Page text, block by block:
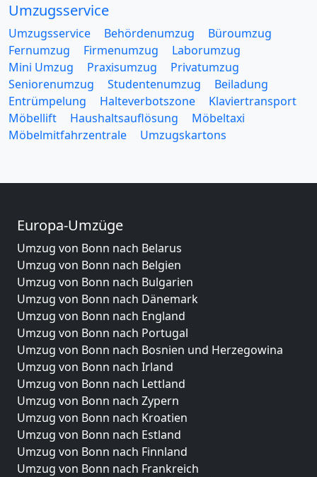
Umzugsservice
Umzugsservice Behördenumzug
Büroumzug
Fernumzug
Firmenumzug
Laborumzug
Mini Umzug
Praxisumzug
Privatumzug
Seniorenumzug
Studentenumzug
Beiladung
Entrümpelung
Halteverbotszone
Klaviertransport
Möbellift
Haushaltsauflösung
Möbeltaxi
Möbelmitfahrzentrale
Umzugskartons
Europa-Umzüge
Umzug von Bonn nach Belarus
Umzug von Bonn nach Belgien
Umzug von Bonn nach Bulgarien
Umzug von Bonn nach Dänemark
Umzug von Bonn nach England
Umzug von Bonn nach Portugal
Umzug von Bonn nach Bosnien und Herzegowina
Umzug von Bonn nach Irland
Umzug von Bonn nach Lettland
Umzug von Bonn nach Zypern
Umzug von Bonn nach Kroatien
Umzug von Bonn nach Estland
Umzug von Bonn nach Finnland
Umzug von Bonn nach Frankreich